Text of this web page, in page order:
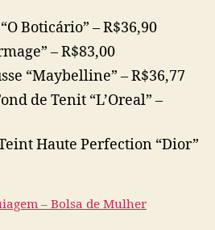
Boticário” – R$36,90
– R$83,00
“Maybelline” – R$36,77
de Tenit “L’Oreal” –
Haute Perfection “Dior”
– Bolsa de Mulher